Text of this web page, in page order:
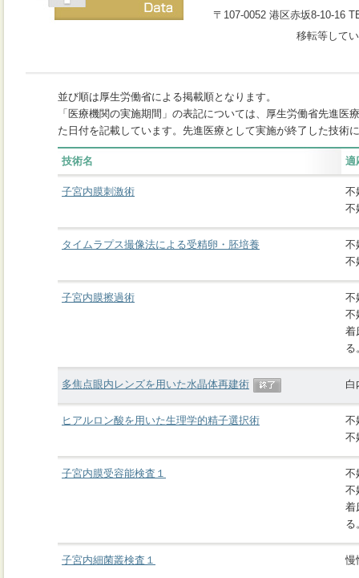
〒107-0052 港区赤坂8-10-16
移転等して
並び順は厚生労働省による掲載順となります。
「医療機関の実施期間」の表記については、厚生労働省先進
た日付を記載しています。先進医療として実施が終了した技術
技術名 適
子宮内膜刺激術
不
不
タイムラプス撮像法による受精卵・胚培養
不
不
子宮内膜擦過術
不
不
着
る
多焦点眼内レンズを用いた水晶体再建術 白
ヒアルロン酸を用いた生理学的精子選択術
不
不
子宮内膜受容能検査１
不
不
着
る
子宮内細菌叢検査１ 慢